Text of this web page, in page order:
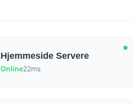
Hjemmeside Servere
Online22ms